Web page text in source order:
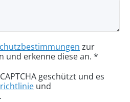
zur
und erkenne diese an. *
geschützt und es
und
.